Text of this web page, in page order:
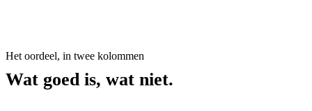
Het oordeel, in twee kolommen
Wat goed is, wat niet.